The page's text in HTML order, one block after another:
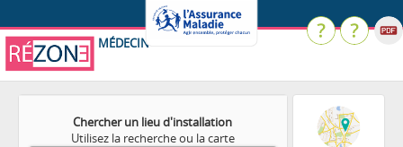
MÉDECIN
Chercher un lieu d'installation
Utilisez la recherche ou la carte